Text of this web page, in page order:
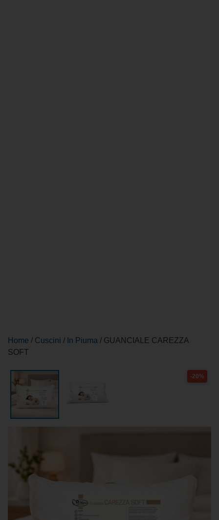
Home / Cuscini / In Piuma / GUANCIALE CAREZZA
SOFT
-20%